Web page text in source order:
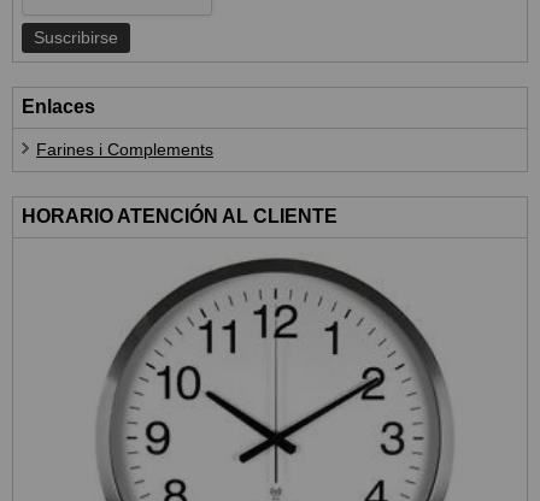
Enlaces
Farines i Complements
HORARIO ATENCIÓN AL CLIENTE